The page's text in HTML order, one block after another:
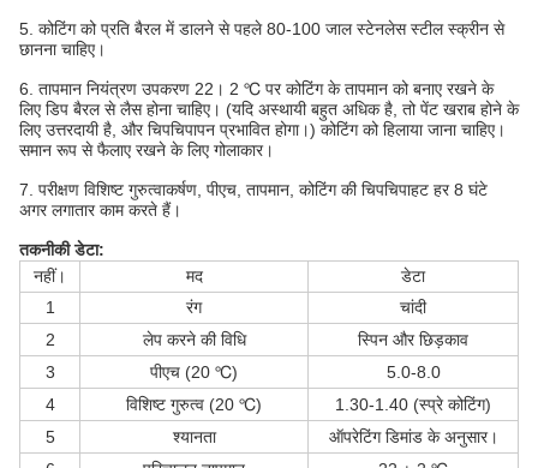
5. कोटिंग को प्रति बैरल में डालने से पहले 80-100 जाल स्टेनलेस स्टील स्क्रीन से
छानना चाहिए।
6. तापमान नियंत्रण उपकरण 22। 2 ℃ पर कोटिंग के तापमान को बनाए रखने के
लिए डिप बैरल से लैस होना चाहिए। (यदि अस्थायी बहुत अधिक है, तो पेंट खराब होने के
लिए उत्तरदायी है, और चिपचिपापन प्रभावित होगा।) कोटिंग को हिलाया जाना चाहिए।
समान रूप से फैलाए रखने के लिए गोलाकार।
7. परीक्षण विशिष्ट गुरुत्वाकर्षण, पीएच, तापमान, कोटिंग की चिपचिपाहट हर 8 घंटे
अगर लगातार काम करते हैं।
तकनीकी डेटा:
नहीं।
मद
डेटा
1
रंग
चांदी
2
लेप करने की विधि
स्पिन और छिड़काव
3
पीएच (20 ℃)
5.0-8.0
4
विशिष्ट गुरुत्व (20 ℃)
1.30-1.40 (स्प्रे कोटिंग)
5
श्यानता
ऑपरेटिंग डिमांड के अनुसार।